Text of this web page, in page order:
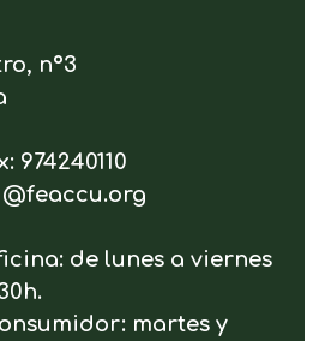
nº3
974240110
de lunes a viernes
martes y